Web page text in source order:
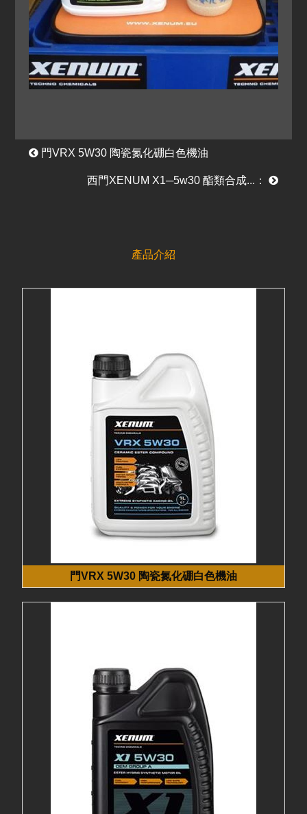
門VRX 5W30 陶瓷氮化硼白色機油
西門XENUM X1─5w30 酯類合成...：
產品介紹
門VRX 5W30 陶瓷氮化硼白色機油